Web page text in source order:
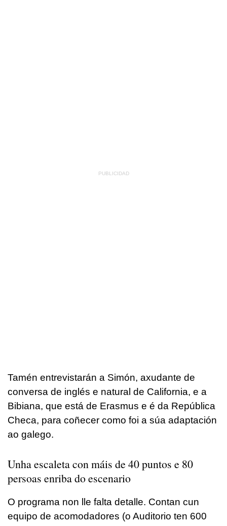
Tamén entrevistarán a Simón, axudante de
conversa de inglés e natural de California, e a
Bibiana, que está de Erasmus e é da República
Checa, para coñecer como foi a súa adaptación
ao galego.
Unha escaleta con máis de 40 puntos e 80
persoas enribado escenario
O programa non lle falta detalle. Contan cun
equipo de acomodadores (o Auditorio ten 600